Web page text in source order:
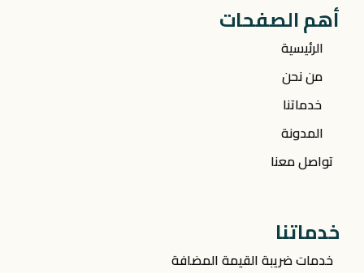
أهم الصفحات
الرئيسية
من نحن
خدماتنا
المدونة
تواصل معنا
خدماتنا
خدمات ضريبة القيمة المضافة